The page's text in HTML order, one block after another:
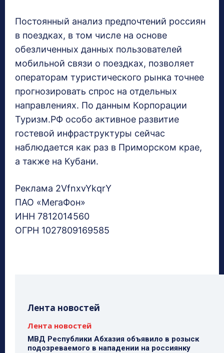
Постоянный анализ предпочтений россиян
в поездках, в том числе на основе
обезличенных данных пользователей
мобильной связи о поездках, позволяет
операторам туристического рынка точнее
прогнозировать спрос на отдельных
направлениях. По данным Корпорации
Туризм.РФ особо активное развитие
гостевой инфраструктуры сейчас
наблюдается как раз в Приморском крае,
а также на Кубани.
Реклама 2VfnxvYkqrY
ПАО «МегаФон»
ИНН 7812014560
ОГРН 1027809169585
Лента новостей
Лента новостей
МВД Республики Абхазия объявило в розыск
подозреваемого в нападении на россиянку